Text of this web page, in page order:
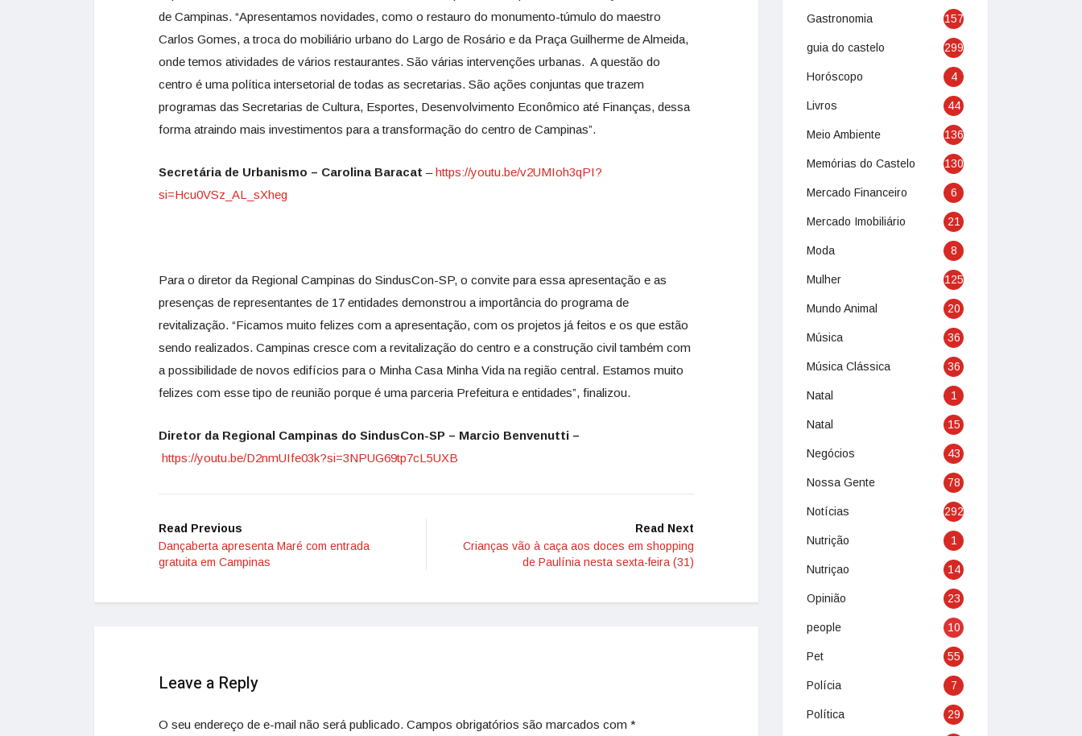
de Campinas. “Apresentamos novidades, como o restauro do monumento-túmulo do maestro
Carlos Gomes, a troca do mobiliário urbano do Largo de Rosário e da Praça Guilherme de Almeida,
onde temos atividades de vários restaurantes. São várias intervenções urbanas. A questão do
centro é uma política intersetorial de todas as secretarias. São ações conjuntas que trazem
programas das Secretarias de Cultura, Esportes, Desenvolvimento Econômico até Finanças, dessa
forma atraindo mais investimentos para a transformação do centro de Campinas”.
Secretária de Urbanismo – Carolina Baracat –https://youtu.be/v2UMIoh3qPI?
si=Hcu0VSz_AL_sXheg
Para o diretor da Regional Campinas do SindusCon-SP, o convite para essa apresentação e as
presenças de representantes de 17 entidades demonstrou a importância do programa de
revitalização. “Ficamos muito felizes com a apresentação, com os projetos já feitos e os que estão
sendo realizados. Campinas cresce com a revitalização do centro e a construção civil também com
a possibilidade de novos edifícios para o Minha Casa Minha Vida na região central. Estamos muito
felizes com esse tipo de reunião porque é uma parceria Prefeitura e entidades”, finalizou.
Diretor da Regional Campinas do SindusCon-SP – Marcio Benvenutti –
https://youtu.be/D2nmUIfe03k?si=3NPUG69tp7cL5UXB
Read Previous
Dançaberta apresenta Maré com entrada
gratuita em Campinas
Read Next
Crianças vão à caça aos doces em shopping
de Paulínia nesta sexta-feira (31)
Leave a Reply
O seu endereço de e-mail não será publicado. Campos obrigatórios são marcados com *
Gastronomia 157
guia do castelo 299
Horóscopo 4
Livros 44
Meio Ambiente 136
Memórias do Castelo 130
Mercado Financeiro 6
Mercado Imobiliário 21
Moda 8
Mulher 125
Mundo Animal 20
Música 36
Música Clássica 36
Natal 1
Natal 15
Negócios 43
Nossa Gente 78
Notícias 292
Nutrição 1
Nutriçao 14
Opinião 23
people 10
Pet 55
Polícia 7
Política 29